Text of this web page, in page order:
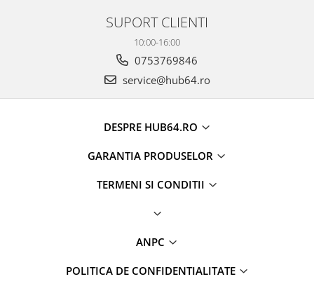
SUPORT CLIENTI
10:00-16:00
0753769846
service@hub64.ro
DESPRE HUB64.RO
GARANTIA PRODUSELOR
TERMENI SI CONDITII
ANPC
POLITICA DE CONFIDENTIALITATE